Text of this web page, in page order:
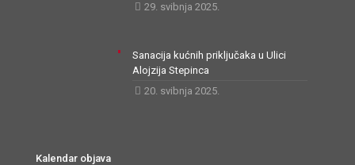
29. svibnja 2025.
Sanacija kućnih priključaka u Ulici
Alojzija Stepinca
20. svibnja 2025.
Kalendar objava